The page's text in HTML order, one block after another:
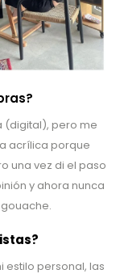
(digital), pero me
acrílica porque
una vez di el paso
y ahora nunca
estilo personal, las